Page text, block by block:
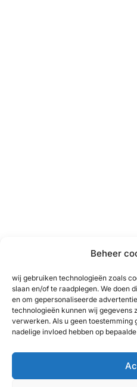
Beheer
wij gebruiken technologieën zoals
slaan en/of te raadplegen. We doen
en om gepersonaliseerde
technologieën kunnen wij gegevens
verwerken. Als u geen
nadelige invloed hebben op